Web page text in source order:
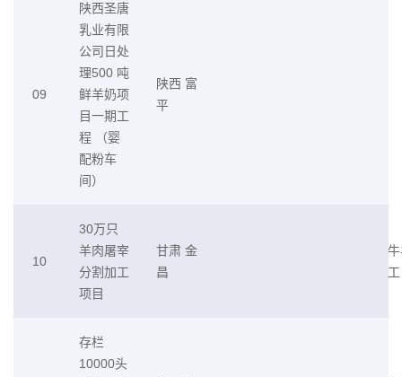
09
陕西圣唐
乳业有限
公司日处
理500 吨
鲜羊奶项
目一期工
程 （婴
配粉车
间）
陕西 富
平
10
30万只
羊肉屠宰
分割加工
项目
甘肃 金
昌
工
存栏
10000头